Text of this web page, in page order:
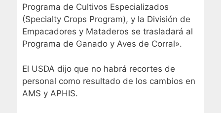
Programa de Cultivos Especializados
(Specialty Crops Program), y la División de
Empacadores y Mataderos se trasladará al
Programa de Ganado y Aves de Corral».
El USDA dijo que no habrá recortes de
personal como resultado de los cambios en
AMS y APHIS.